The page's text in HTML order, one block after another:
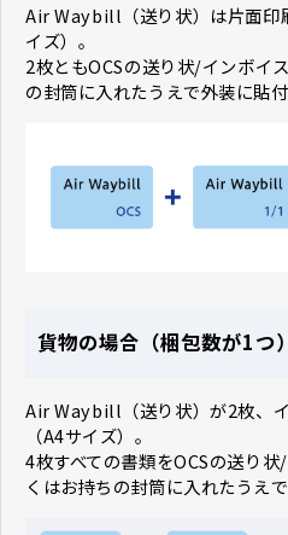
Air Waybill（送り状）は片面印
イズ）。
2枚ともOCSの送り状/インボイ
の封筒に入れたうえで外装に貼
貨物の場合（梱包数が1つ）
Air Waybill（送り状）が2枚、
（A4サイズ）。
4枚すべての書類をOCSの送り
くはお持ちの封筒に入れたうえ